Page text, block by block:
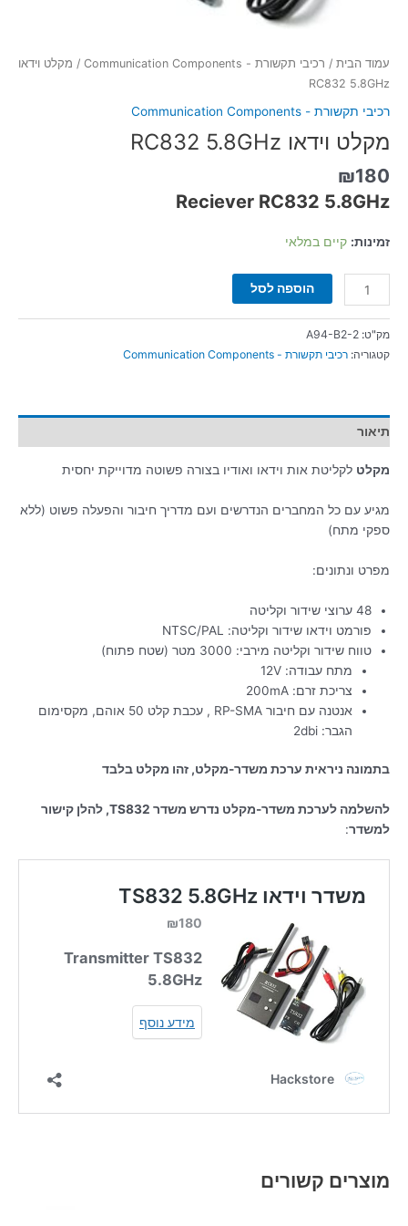
עמוד הבית / רכיבי תקשורת - Communication Components
/ מקלט וידאו
RC832 5.8GHz
רכיבי תקשורת - Communication Components
מקלט וידאו RC832 5.8GHz
₪180
Reciever RC832 5.8GHz
זמינות: קיים במלאי
הוספה לסל
מק"ט: A94-B2-2
קטגוריה: רכיבי תקשורת - Communication Components
תיאור
מקלט לקליטת אות וידאו ואודיו בצורה פשוטה מדוייקת יחסית
מגיע עם כל המחברים הנדרשים ועם מדריך חיבור והפעלה פשוט (ללא
ספקי מתח)
מפרט ונתונים:
48 ערוצי שידור וקליטה
פורמט וידאו שידור וקליטה: NTSC/PAL
טווח שידור וקליטה מירבי: 3000 מטר (שטח פתוח)
מתח עבודה: 12V
צריכת זרם: 200mA
אנטנה עם חיבור RP-SMA , עכבת קלט 50 אוהם, מקסימום
הגבר: 2dbi
בתמונה ניראית ערכת משדר-מקלט, זהו מקלט בלבד
להשלמה לערכת משדר-מקלט נדרש משדר TS832, להלן קישור
למשדר:
מוצרים קשורים